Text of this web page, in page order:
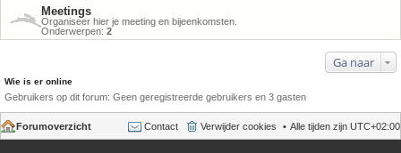
Meetings
Organiseer hier je meeting en bijeenkomsten.
Onderwerpen: 2
Ga naar
Wie is er online
Gebruikers op dit forum: Geen geregistreerde gebruikers en 3 gasten
Forumoverzicht Alle tijden zijn UTC+02:00
Verwijder cookies
Contact